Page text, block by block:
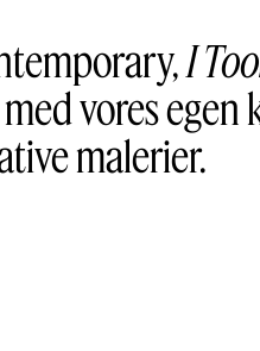
I
vores egen
malerier.